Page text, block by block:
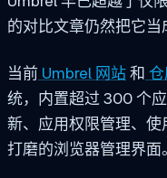
的对比文章仍然把它当
当前 Umbrel 网站和
统，内置超过 300 个
新、应用权限管理、
打磨的浏览器管理界面